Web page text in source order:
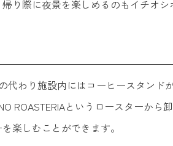
り際に夜景を楽しめるのもイチオシ
わり施設内にはコーヒースタンド
ROASTERIAというロースターから
楽しむことができます。